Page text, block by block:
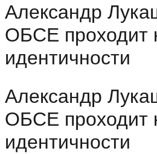
Александр
ОБСЕ проходит
идентичности
Александр
ОБСЕ проходит
идентичности